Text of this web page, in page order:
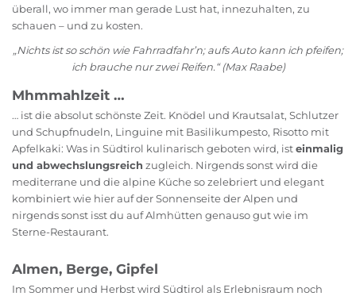
überall, wo immer man gerade Lust hat, innezuhalten, zu
schauen – und zu kosten.
„Nichts ist so schön wie Fahrradfahr’n; aufs Auto kann ich pfeifen;
ich brauche nur zwei Reifen.“ (Max Raabe)
Mhmmahlzeit …
… ist die absolut schönste Zeit. Knödel und Krautsalat, Schlutzer
und Schupfnudeln, Linguine mit Basilikumpesto, Risotto mit
Apfelkaki: Was in Südtirol kulinarisch geboten wird, isteinmalig
und abwechslungsreich zugleich. Nirgends sonst wird die
mediterrane und die alpine Küche so zelebriert und elegant
kombiniert wie hier auf der Sonnenseite der Alpen und
nirgends sonst isst du auf Almhütten genauso gut wie im
Sterne-Restaurant.
Almen, Berge, Gipfel
Im Sommer und Herbst wird Südtirol als Erlebnisraum noch